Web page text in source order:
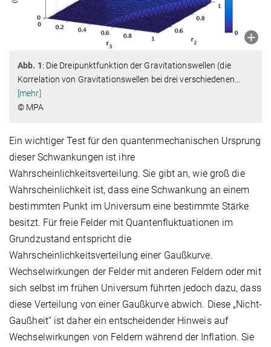
Abb. 1: Die Dreipunktfunktion der Gravitationswellen (die
Korrelation von Gravitationswellen bei drei verschiedenen
[mehr]
© MPA
Ein wichtiger Test für den quantenmechanischen Ursprung
dieser Schwankungen ist ihre
Wahrscheinlichkeitsverteilung. Sie gibt an, wie groß die
Wahrscheinlichkeit ist, dass eine Schwankung an einem
bestimmten Punkt im Universum eine bestimmte Stärke
besitzt. Für freie Felder mit Quantenfluktuationen im
Grundzustand entspricht die
Wahrscheinlichkeitsverteilung einer Gaußkurve.
Wechselwirkungen der Felder mit anderen Feldern oder mit
sich selbst im frühen Universum führten jedoch dazu, dass
diese Verteilung von einer Gaußkurve abwich. Diese „Nicht-
Gaußheit“ ist daher ein entscheidender Hinweis auf
Wechselwirkungen von Feldern während der Inflation. Sie